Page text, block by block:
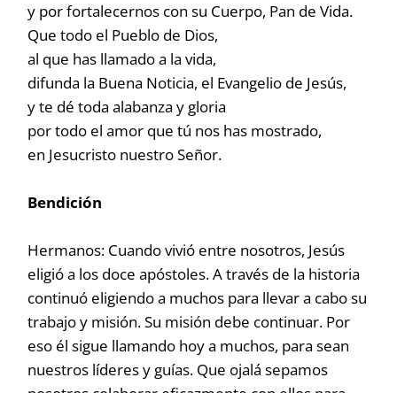
y por fortalecernos con su Cuerpo, Pan de Vida.
Que todo el Pueblo de Dios,
al que has llamado a la vida,
difunda la Buena Noticia, el Evangelio de Jesús,
y te dé toda alabanza y gloria
por todo el amor que tú nos has mostrado,
en Jesucristo nuestro Señor.
Bendición
Hermanos: Cuando vivió entre nosotros, Jesús
eligió a los doce apóstoles. A través de la historia
continuó eligiendo a muchos para llevar a cabo su
trabajo y misión. Su misión debe continuar. Por
eso él sigue llamando hoy a muchos, para sean
nuestros líderes y guías. Que ojalá sepamos